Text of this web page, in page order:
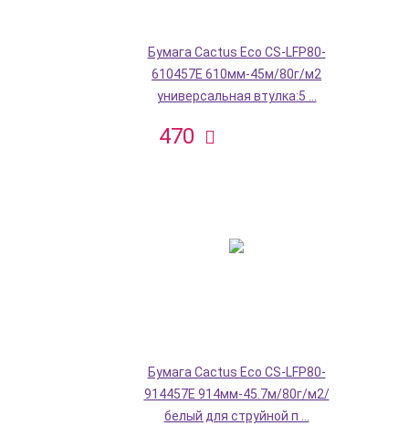
Бумага Cactus Eco CS-LFP80-
610457E 610мм-45м/80г/м2
универсальная втулка:5 ...
470
Бумага Cactus Eco CS-LFP80-
914457E 914мм-45.7м/80г/м2/
белый для струйной п ...